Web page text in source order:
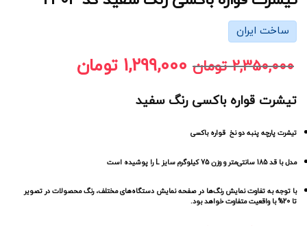
ساخت ایران
2,350,000 تومان 1,299,000 تومان
تیشرت قواره باکسی رنگ سفید
تیشرت پارچه پنبه دو نخ قواره باکسی
مدل با قد 185 سانتی‌متر و وزن 75 کیلوگرم سایز L را پوشیده است
با توجه به تفاوت نمایش رنگ‌ها در صفحه نمایش دستگاه‌های مختلف، رنگ محصولات در تصویر
تا 20% با واقعیت متفاوت خواهد بود.